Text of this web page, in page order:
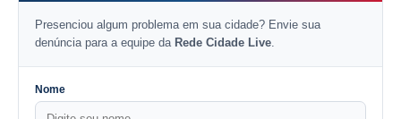
Presenciou algum problema em sua cidade? Envie sua
denúncia para a equipe da Rede Cidade Live
Nome